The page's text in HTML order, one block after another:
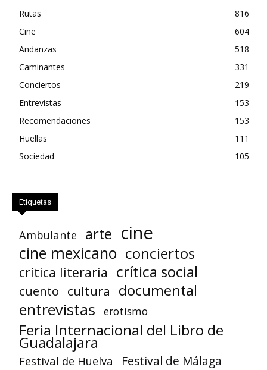
Rutas
816
Cine
604
Andanzas
518
Caminantes
331
Conciertos
219
Entrevistas
153
Recomendaciones
153
Huellas
111
Sociedad
105
Etiquetas
Ambulante arte cine
cine mexicano conciertos
crítica literaria crítica social
cuento cultura documental
entrevistas erotismo
Feria Internacional del Libro de
Guadalajara
Festival de Huelva Festival de Málaga